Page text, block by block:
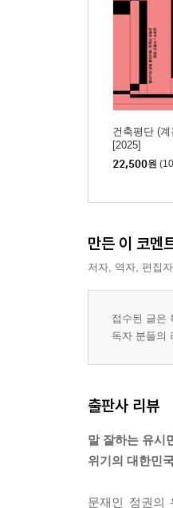
31. 아수라, 사
32. 유시민인가
에필로그 : 유서
참고도서
건축평단 (
[2025]
22,500원
만든 이 코멘
저자, 역자, 편집
접수된 글은
독자 분들의
출판사 리뷰
말 잘하는 유시
위기의 대한민
문재인 정권의